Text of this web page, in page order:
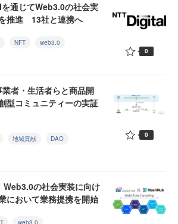
通じてWeb3.0の社会実
推進 13社と連携へ
NFT web3.0
0
者・生活者らと商品開
型コミュニティーの実証
地域貢献 DAO 0
Web3.0の社会実装に向け
において業務提携を開始
web3.0